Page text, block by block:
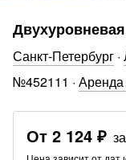
Санкт-Петербург ·
№452111 · Аренда
От 2 124 ₽